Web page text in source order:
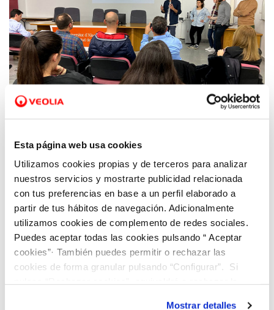
Esta página web usa cookies
Utilizamos cookies propias y de terceros para analizar
nuestros servicios y mostrarte publicidad relacionada
con tus preferencias en base a un perfil elaborado a
partir de tus hábitos de navegación. Adicionalmente
utilizamos cookies de complemento de redes sociales.
Puedes aceptar todas las cookies pulsando “ Aceptar
cookies”· También puedes permitir o rechazar las
cookies de forma granular pulsando “Configurar”. Si
Mostrar detalles
08 ENE 2020
de la UA para ofrecer soluciones
innovadoras a los retos empresariales